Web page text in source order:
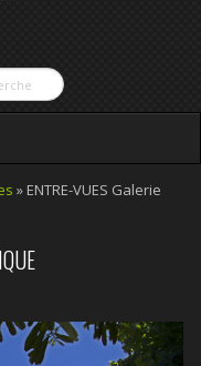
» ENTRE-VUES Galerie